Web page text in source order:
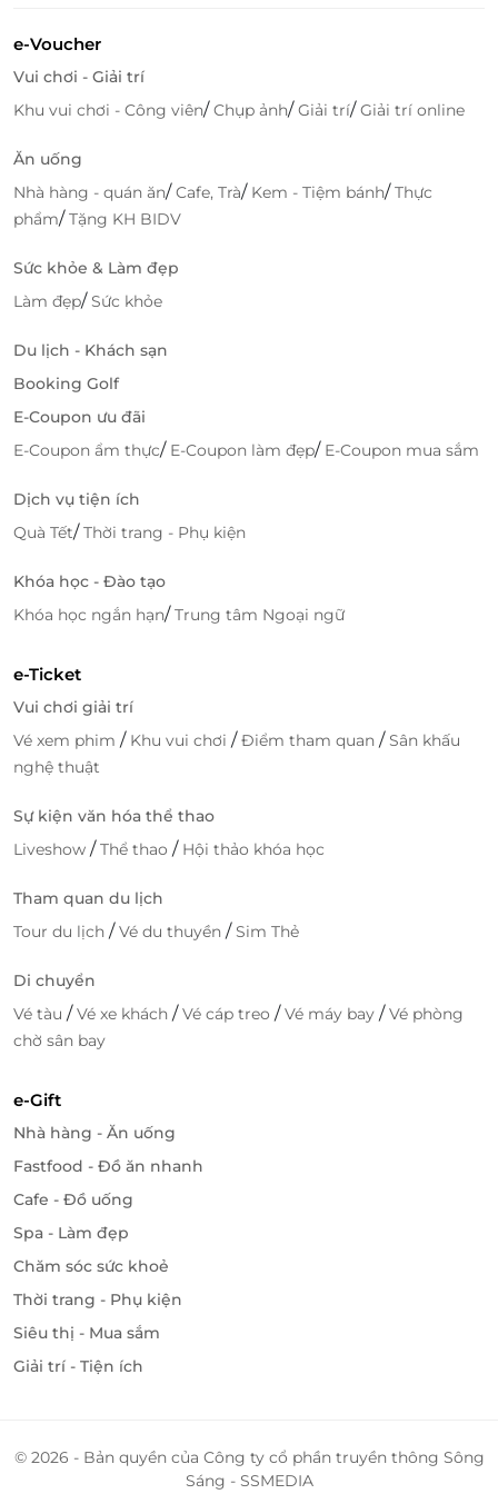
Tỉnh Tây Ninh
86, Nguyễn Văn Siêu, Xã Bến Lức, Tỉnh Tây Ninh
Số 209 Tỉnh Lộ 825, Xã Đức Hòa, Tỉnh Tây Ninh
Đường Võ Nguyên Giáp, Khóm 6, Phường Nguyệt
Hóa, Tỉnh Vĩnh Long
171D, Đường Võ Nguyên Giáp, Ấp Bình Thành,
Số 310, Quốc lộ 53, Xã Long Hồ, Tỉnh Vĩnh Long
Số 35 Đường Ấp Bắc, Phường Đạo Thạnh, Tỉnh Đồng
Tháp
Khu dân cư Chợ Mỹ Trà, Phường Mỹ Trà, Tỉnh Đồng
Số 393, Nguyễn Sinh Sắc, Phường Sa Đéc, Tỉnh
Đồng Tháp
Tháp
Số 77 Nguyễn Thị Thập, Khu phố 4, Phường Trung
Đường Hùng Vương, Khóm 4, Xã Tháp Mười, Tỉnh
An Giang
200A đường Nguyễn Trung Trực, Khu phố 5, Đặc khu
Số 887, Đường Nguyễn Trung Trực, Phường Rạch
Giá, Tỉnh An Giang
Đốc, Tỉnh An Giang
Số 151/1 Trần Hưng Đạo, Phường Long Xuyên, Tỉnh
An Giang
Số 45/11 Trần Hưng Đạo, Phường Mỹ Thới, Tỉnh An
Cà Mau
Số 135A/10 Đường Trần Phú Nối Dài, Phường Bạc
Liêu, Tỉnh Cà Mau
e-Voucher
Vui chơi - Giải trí
Khu vui chơi - Công viên/Chụp ảnh/Giải trí/Giải trí online
Ăn uống
Nhà hàng - quán ăn/Cafe, Trà/ Kem - Tiệm bánh/Thực
phẩm/Tặng KH BIDV
Sức khỏe & Làm đẹp
Làm đẹp/Sức khỏe
Du lịch - Khách sạn
Booking Golf
E-Coupon ưu đãi
E-Coupon ẩm thực/ E-Coupon làm đẹp/ E-Coupon mua sắm
Dịch vụ tiện ích
Quà Tết/Thời trang - Phụ kiện
Khóa học - Đào tạo
Khóa học ngắn hạn/Trung tâm Ngoại ngữ
e-Ticket
Vui chơi giải trí
Vé xem phim / Khu vui chơi /Điểm tham quan /Sân khấu
nghệ thuật
Sự kiện văn hóa thể thao
Liveshow /Thể thao / Hội thảo khóa học
Tham quan du lịch
Tour du lịch /Vé du thuyền /Sim Thẻ
Di chuyển
Vé tàu /Vé xe khách /Vé cáp treo /Vé máy bay /Vé phòng
chờ sân bay
e-Gift
Nhà hàng - Ăn uống
Fastfood - Đồ ăn nhanh
Cafe - Đồ uống
Spa - Làm đẹp
Chăm sóc sức khoẻ
Thời trang - Phụ kiện
Siêu thị - Mua sắm
Giải trí - Tiện ích
© 2026 - Bản quyền của Công ty cổ phần truyền thông Sông
Sáng - SSMEDIA